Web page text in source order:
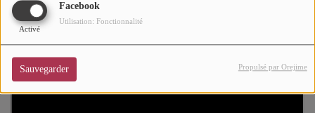
Facebook
Activé
Utilisation: Fonctionnalité
Sauvegarder Propulsé par Orejime
Festivals
CONCOURS